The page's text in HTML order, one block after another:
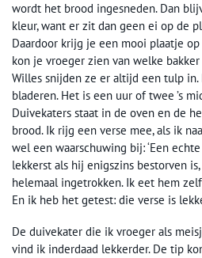
wordt het brood ingesneden. Dan
kleur, want er zit dan geen ei op de
Daardoor krijg je een mooi plaatje
kon je vroeger zien van welke
Willes snijden ze er altijd een tulp
bladeren. Het is een uur of twee ’s
Duivekaters staat in de oven en de
brood. Ik rijg een verse mee, als ik
wel een waarschuwing bij: ‘Een
lekkerst als hij enigszins bestorven
helemaal ingetrokken. Ik eet hem
En ik heb het getest: die verse is
De duivekater die ik vroeger als
vind ik inderdaad lekkerder. De tip